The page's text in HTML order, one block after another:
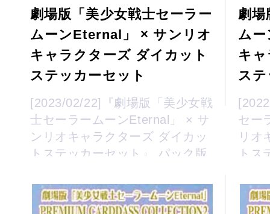
劇場版「美少女戦士セーラー
ムーンEternal」 × サンリオ
キャラクターズ ダイカット
ステッカーセット
[2023/02/22]『劇場版「美少女戦
士セーラームーンEternal」 × サ
ンリオキャラクターズ ダイカッ
トステッカーセット』 パック版
劇場
ム
キ
ス
セー
リオ
トス